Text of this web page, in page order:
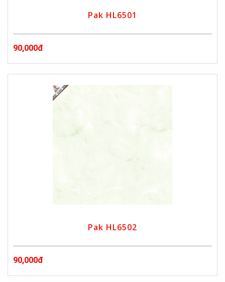
Pak HL6501
90,000đ
Pak HL6502
90,000đ